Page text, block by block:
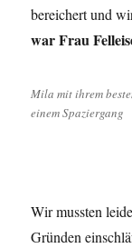
bereichert und
war Frau
Mila mit ihrem
einem Spaziergang
Wir mussten
Gründen